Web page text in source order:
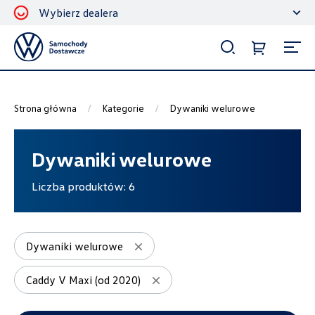
Wybierz dealera
Strona główna Kategorie Dywaniki welurowe
Dywaniki welurowe
Liczba produktów: 6
Dywaniki welurowe
Caddy V Maxi (od 2020)
Filtrowanie i sortowanie
Sortuj
Pokaż na stronie
Kategorie
Bagażniki dachowe